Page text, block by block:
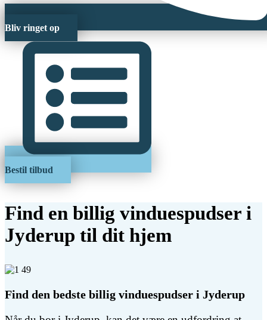
Bliv ringet op
Bestil tilbud
Find en billig vinduespudser i
Jyderup til dit hjem
Find den bedste billig vinduespudser i Jyderup